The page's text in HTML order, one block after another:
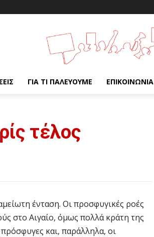
ΓΙΑ ΤΙ ΠΑΛΕΎΟΥΜΕ ΕΠΙΚΟΙΝΩΝΊΑ
τέλος
ένταση. Οι προσφυγικές ροές
στο Αιγαίο, όμως πολλά κράτη της
και, παράλληλα, οι